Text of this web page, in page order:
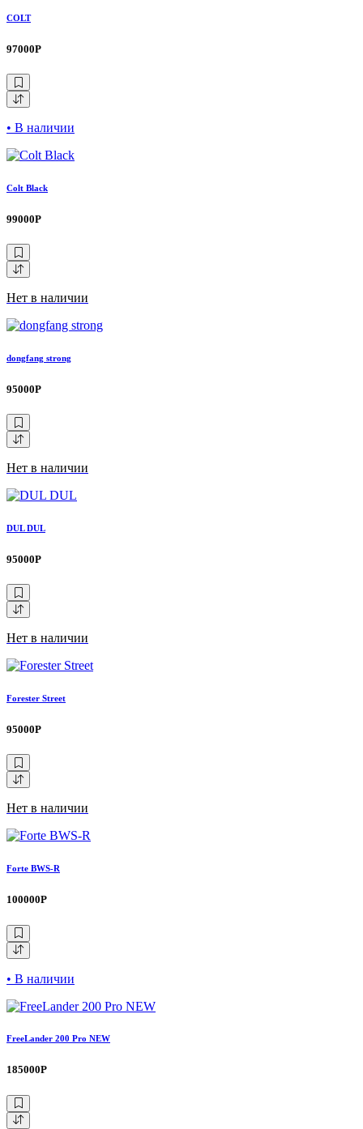
COLT
97000Р
• В наличии
Colt Black
99000Р
Нет в наличии
dongfang strong
95000Р
Нет в наличии
DUL DUL
95000Р
Нет в наличии
Forester Street
95000Р
Нет в наличии
Forte BWS-R
100000Р
• В наличии
FreeLander 200 Pro NEW
185000Р